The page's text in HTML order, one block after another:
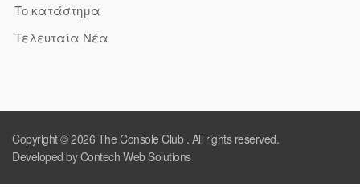
Το κατάστημα
Τελευταία Νέα
Copyright © 2026 The Console Club. All rights reserved.
Developed by Contech Web Solutions